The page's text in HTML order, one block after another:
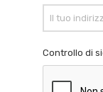
Controllo di